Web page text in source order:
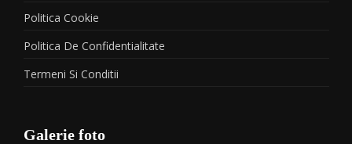
Politica Cookie
Politica De Confidentialitate
Termeni Si Conditii
Galerie foto